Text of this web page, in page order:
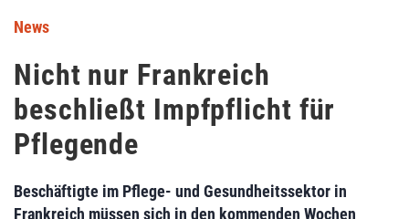
News
Nicht nur Frankreich
beschließt Impfpflicht für
Pflegende
Beschäftigte im Pflege- und Gesundheitssektor in
Frankreich müssen sich in den kommenden Wochen